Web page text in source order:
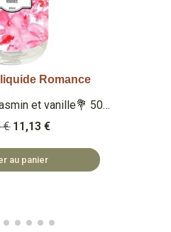
rapide
Endless Love
douces🌺 500
Un savon main
qui laisse vos mains
les abîmer. 🏡
FABRIQUÉS EN
SAFE ET NATUREL
€ 11,13 €
au panier